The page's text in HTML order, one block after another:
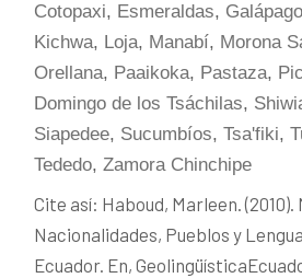
Cotopaxi, Esmeraldas,
Kichwa, Loja, Manabí, Morona
Orellana, Paaikoka, Pastaza,
Domingo de los Tsáchilas,
Siapedee, Sucumbíos,Tsa'fiki,
Tededo,Zamora Chinchipe
Cite así: Haboud, Marleen. (2010).
Nacionalidades, Pueblos y
Ecuador. En,